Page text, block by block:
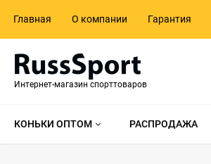
Главная О компании Гарантия
Интернет-магазин спорттоваров
КОНЬКИ ОПТОМ РАСПРОДАЖА